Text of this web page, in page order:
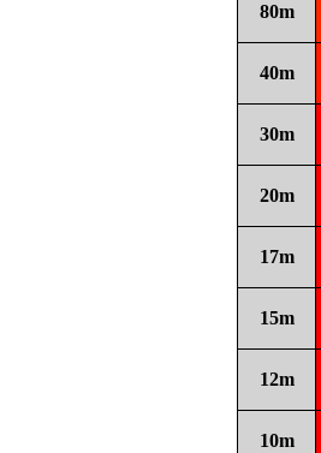
80m
40m
30m
20m
17m
15m
12m
10m